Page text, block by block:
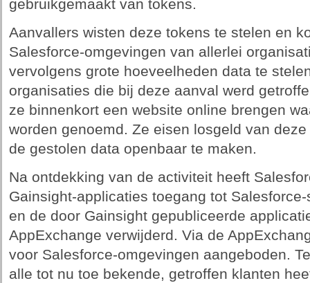
gebruikgemaakt van tokens.
Aanvallers wisten deze tokens te stelen en
Salesforce-omgevingen van allerlei
vervolgens grote hoeveelheden data te
organisaties die bij deze aanval werd
ze binnenkort een website online brengen
worden genoemd. Ze eisen losgeld van
de gestolen data openbaar te maken.
Na ontdekking van de activiteit heeft
Gainsight-applicaties toegang tot
en de door Gainsight gepubliceerde
AppExchange verwijderd. Via de
voor Salesforce-omgevingen aangeboden.
alle tot nu toe bekende, getroffen klanten